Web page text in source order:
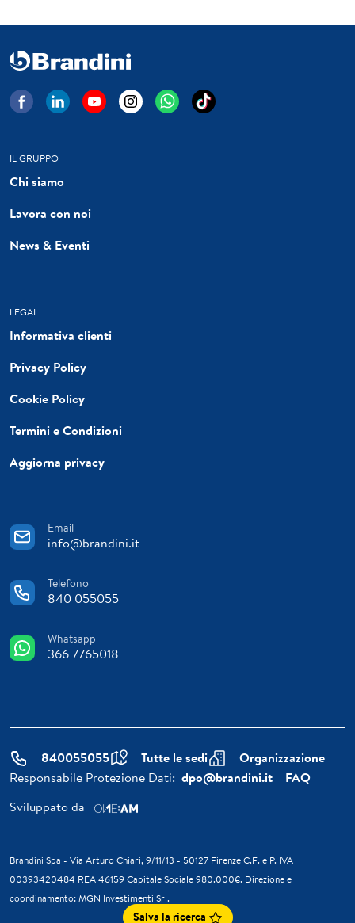
IL GRUPPO
Chi siamo
Lavora con noi
News & Eventi
LEGAL
Informativa clienti
Privacy Policy
Cookie Policy
Termini e Condizioni
Aggiorna privacy
Email
info@brandini.it
Telefono
840 055055
Whatsapp
366 7765018
840055055 Tutte le sedi
Organizzazione
Responsabile Protezione Dati: dpo@brandini.it
FAQ
Sviluppato da
Brandini Spa - Via Arturo Chiari, 9/11/13 - 50127 Firenze C.F. e P. IVA
00393420484 REA 46159 Capitale Sociale 980.000€. Direzione e
coordinamento: MGN Investimenti Srl.
Salva la ricerca